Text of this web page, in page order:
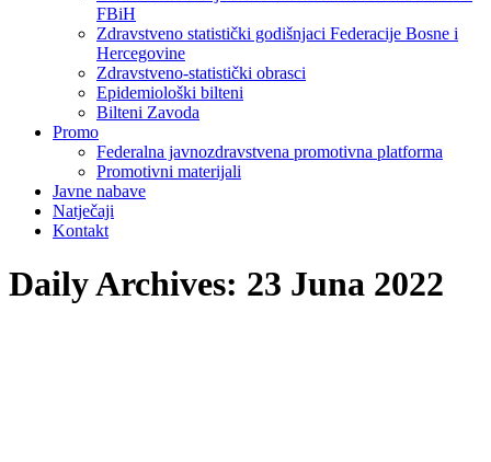
FBiH
Zdravstveno statistički godišnjaci Federacije Bosne i
Hercegovine
Zdravstveno-statistički obrasci
Epidemiološki bilteni
Bilteni Zavoda
Promo
Federalna javnozdravstvena promotivna platforma
Promotivni materijali
Javne nabave
Natječaji
Kontakt
Daily Archives: 23 Juna 2022